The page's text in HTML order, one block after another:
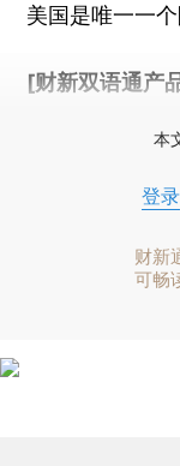
美国是唯一一
[财新双语通产
本
登录
财新
可畅